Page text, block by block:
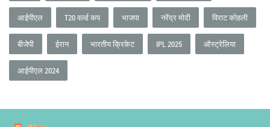
आईपीएल T20 वर्ल्ड कप भाजपा नरेंद्र मोदी विराट कोहली
बीजेपी ईरान भारतीय क्रिकेट IPL 2025 ऑस्ट्रेलिया
आईपीएल 2024